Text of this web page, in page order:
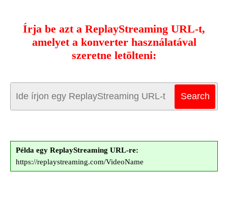
Írja be azt a ReplayStreaming URL-t,
amelyet a konverter használatával
szeretne letölteni:
Példa egy ReplayStreaming URL-re:
https://replaystreaming.com/VideoName